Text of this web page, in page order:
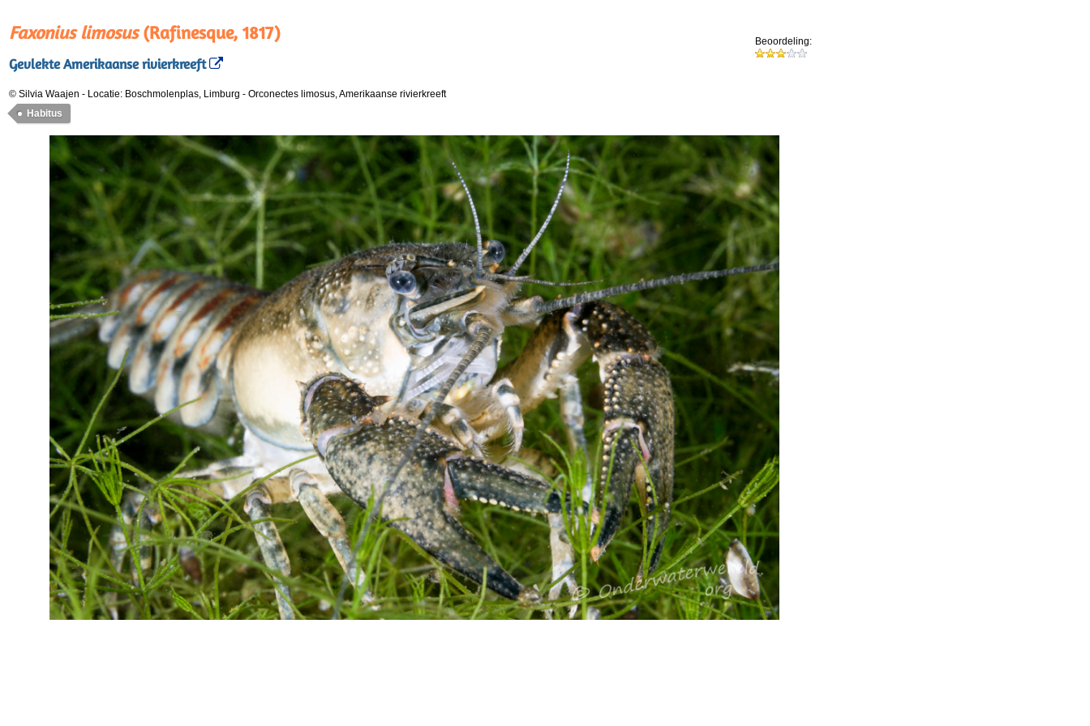
Faxonius limosus(Rafinesque, 1817)
Gevlekte Amerikaanse rivierkreeft
Beoordeling:
© Silvia Waajen - Locatie: Boschmolenplas, Limburg - Orconectes limosus, Amerikaanse rivierkreeft
Habitus